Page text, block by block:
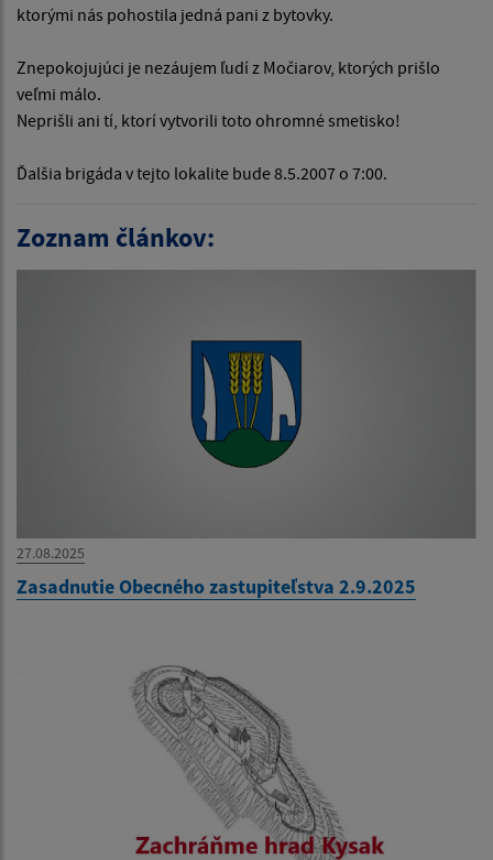
ktorými nás pohostila jedná pani z bytovky.
Znepokojujúci je nezáujem ľudí z Močiarov, ktorých prišlo
veľmi málo.
Neprišli ani tí, ktorí vytvorili toto ohromné smetisko!
Ďalšia brigáda v tejto lokalite bude 8.5.2007 o 7:00.
Zoznam článkov:
27.08.2025
Zasadnutie Obecného zastupiteľstva 2.9.2025